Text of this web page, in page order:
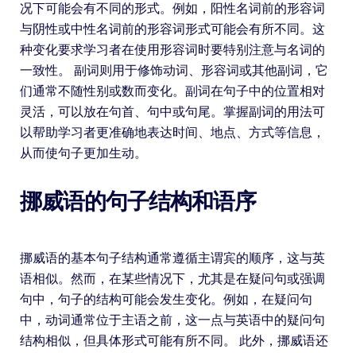
况下可能会有不同的形式。例如，阳性名词前的形容词
与阴性或中性名词前的形容词形式可能会有所不同。这
种变化要求学习者在使用形容词时要特别注意与名词的
一致性。 副词则用于修饰动词、形容词或其他副词，它
们通常不随性别或数而变化。副词在句子中的位置相对
灵活，可以放在句首、句中或句尾。掌握副词的用法可
以帮助学习者更准确地表达时间、地点、方式等信息，
从而使句子更加生动。
挪威语的句子结构和语序
挪威语的基本句子结构通常遵循主谓宾的顺序，这与英
语相似。然而，在某些情况下，尤其是在疑问句或强调
句中，句子的结构可能会发生变化。例如，在疑问句
中，动词通常位于主语之前，这一点与英语中的疑问句
结构相似，但具体形式可能有所不同。 此外，挪威语还